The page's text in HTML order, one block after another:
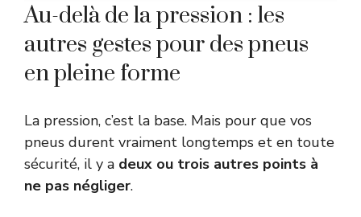
Au-delà de la pression : les
autres gestes pour des pneus
en pleine forme
La pression, c’est la base. Mais pour que vos
pneus durent vraiment longtemps et en toute
sécurité, il y a deux ou trois autres points à
ne pas négliger.